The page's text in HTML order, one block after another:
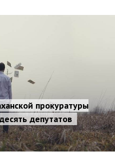
прокуратуры
депутатов